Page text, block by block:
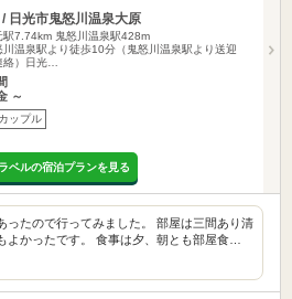
日光市鬼怒川温泉大原
駅7.74km 鬼怒川温泉駅428m
川温泉駅より徒歩10分（鬼怒川温泉駅より送迎
）日光…
～
カップル
ベルの宿泊プランを見る
ったので行ってみました。 部屋は三間あり清
よかったです。 食事は夕、朝とも部屋食…